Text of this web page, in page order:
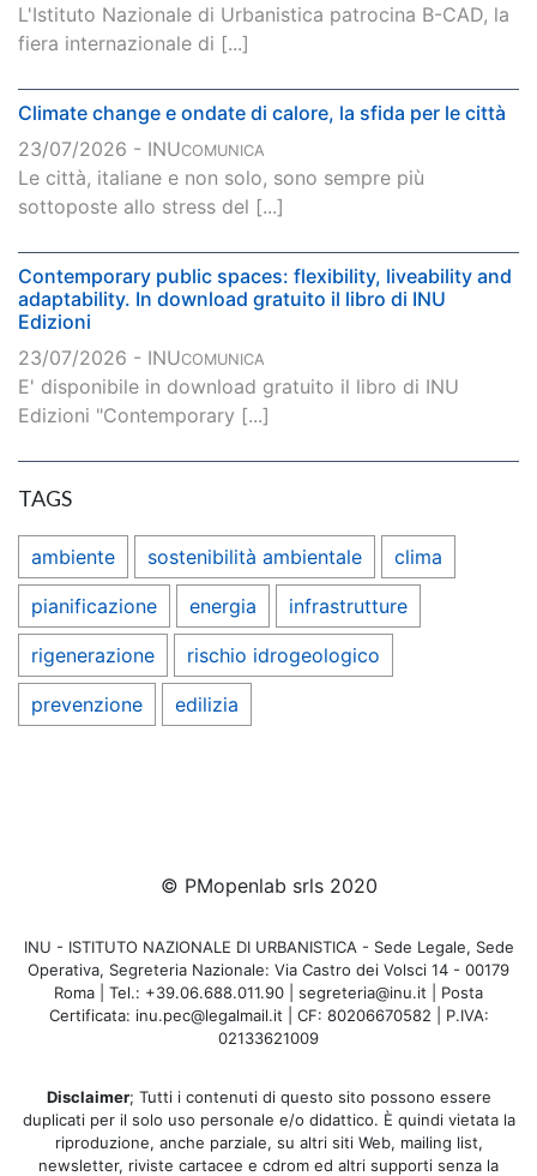
L'Istituto Nazionale di Urbanistica patrocina B-CAD, la
fiera internazionale di [...]
Climate change e ondate di calore, la sfida per le città
23/07/2026 - INUCOMUNICA
Le città, italiane e non solo, sono sempre più
sottoposte allo stress del [...]
Contemporary public spaces: flexibility, liveability and
adaptability. In download gratuito il libro di INU
Edizioni
23/07/2026 - INUCOMUNICA
E' disponibile in download gratuito il libro di INU
Edizioni "Contemporary [...]
TAGS
ambiente sostenibilità ambientale clima
pianificazione energia infrastrutture
rigenerazione rischio idrogeologico
prevenzione edilizia
© PMopenlab srls 2020
INU - ISTITUTO NAZIONALE DI URBANISTICA - Sede Legale, Sede
Operativa, Segreteria Nazionale: Via Castro dei Volsci 14 - 00179
Roma | Tel.: +39.06.688.011.90 | segreteria@inu.it | Posta
Certificata: inu.pec@legalmail.it | CF: 80206670582 | P.IVA:
02133621009
Disclaimer; Tutti i contenuti di questo sito possono essere
duplicati per il solo uso personale e/o didattico. È quindi vietata la
riproduzione, anche parziale, su altri siti Web, mailing list,
newsletter, riviste cartacee e cdrom ed altri supporti senza la